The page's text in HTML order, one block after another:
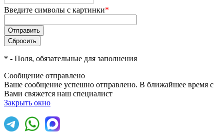
Введите символы с картинки*
* - Поля, обязательные для заполнения
Сообщение отправлено
Ваше сообщение успешно отправлено. В ближайшее время с
Вами свяжется наш специалист
Закрыть окно